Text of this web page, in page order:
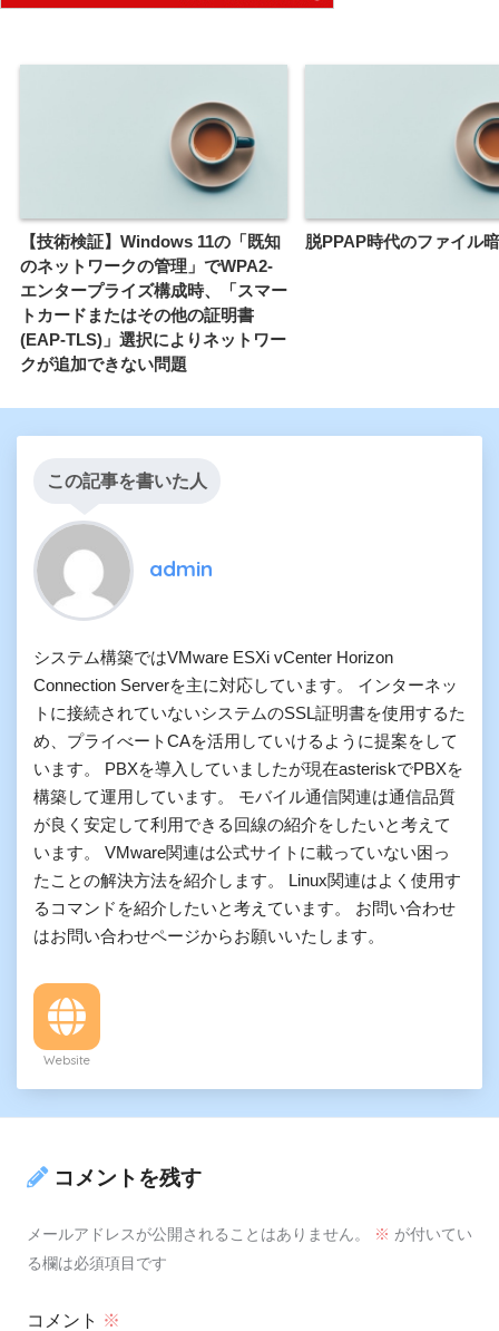
【技術検証】Windows 11の「既知
のネットワークの管理」でWPA2-
エンタープライズ構成時、「スマー
トカードまたはその他の証明書
(EAP-TLS)」選択によりネットワー
クが追加できない問題
脱PPAP時代のファイル
この記事を書いた人
admin
システム構築ではVMware ESXi vCenter Horizon
Connection Serverを主に対応しています。 インターネッ
トに接続されていないシステムのSSL証明書を使用するた
め、プライべートCAを活用していけるように提案をして
います。 PBXを導入していましたが現在asteriskでPBXを
構築して運用しています。 モバイル通信関連は通信品質
が良く安定して利用できる回線の紹介をしたいと考えて
います。 VMware関連は公式サイトに載っていない困っ
たことの解決方法を紹介します。 Linux関連はよく使用す
るコマンドを紹介したいと考えています。 お問い合わせ
はお問い合わせページからお願いいたします。
Website
コメントを残す
メールアドレスが公開されることはありません。 ※ が付いてい
る欄は必須項目です
コメント ※